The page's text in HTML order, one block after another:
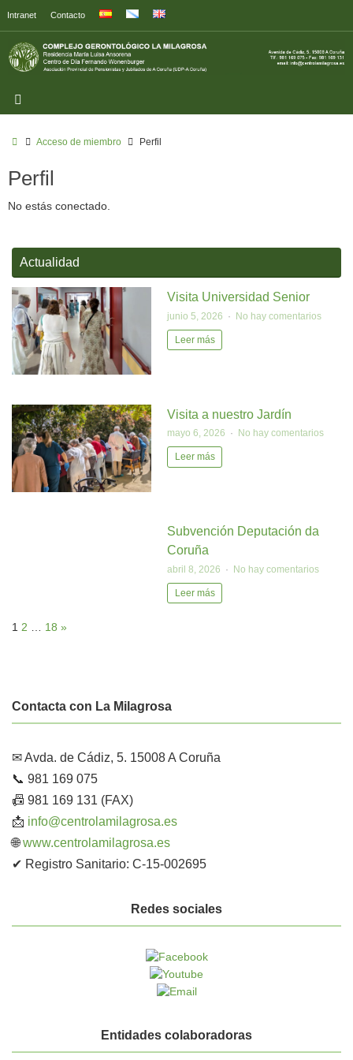
Intranet Contacto
Acceso de miembro Perfil
Perfil
No estás conectado.
Actualidad
Visita Universidad Senior
junio 5, 2026 No hay comentarios
Leer más
Visita a nuestro Jardín
mayo 6, 2026 No hay comentarios
Leer más
Subvención Deputación da
Coruña
abril 8, 2026 No hay comentarios
Leer más
1 2 … 18 »
Contacta con La Milagrosa
✉ Avda. de Cádiz, 5. 15008 A Coruña
📞 981 169 075
📠 981 169 131 (FAX)
📩 info@centrolamilagrosa.es
🌐www.centrolamilagrosa.es
✔ Registro Sanitario: C-15-002695
Redes sociales
Entidades colaboradoras